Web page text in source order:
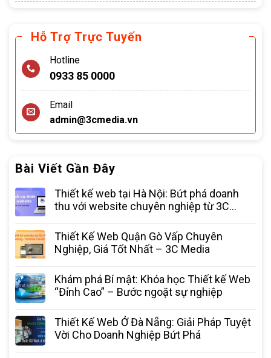
Hỗ Trợ Trực Tuyến
Hotline
0933 85 0000
Email
admin@3cmedia.vn
Bài Viết Gần Đây
Thiết kế web tại Hà Nội: Bứt phá doanh
thu với website chuyên nghiệp từ 3C
Thiết Kế Web Quận Gò Vấp Chuyên
Nghiệp, Giá Tốt Nhất – 3C Media
Khám phá Bí mật: Khóa học Thiết kế Web
“Đỉnh Cao” – Bước ngoặt sự nghiệp
Thiết Kế Web Ở Đà Nẵng: Giải Pháp Tuyệt
Vời Cho Doanh Nghiệp Bứt Phá